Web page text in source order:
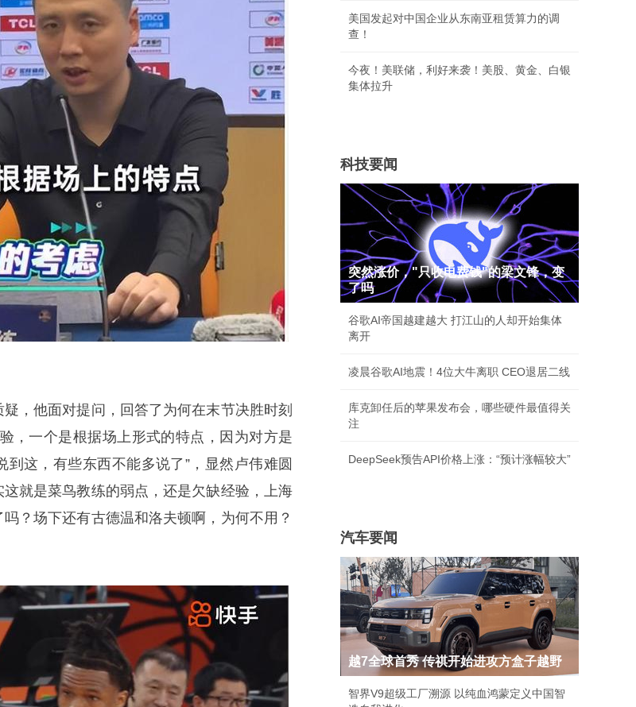
，他面对提问，回答了为何在末节决胜时刻
，一个是根据场上形式的特点，因为对方是
这，有些东西不能多说了”，显然卢伟难圆
就是菜鸟教练的弱点，还是欠缺经验，上海
？场下还有古德温和洛夫顿啊，为何不用？
美国发起对中国企业从东南亚租赁算力的调
查！
今夜！美联储，利好来袭！美股、黄金、白银
集体拉升
科技要闻
突然涨价，"只收电费钱"的梁文锋，变
了吗
谷歌AI帝国越建越大 打江山的人却开始集体
离开
凌晨谷歌AI地震！4位大牛离职 CEO退居二线
库克卸任后的苹果发布会，哪些硬件最值得关
注
DeepSeek预告API价格上涨：“预计涨幅较大”
汽车要闻
越7全球首秀 传祺开始进攻方盒子越野
智界V9超级工厂溯源 以纯血鸿蒙定义中国智